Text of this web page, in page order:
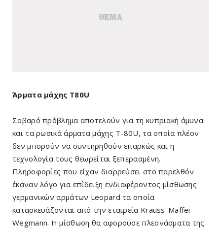
Άρματα μάχης Τ80U
Σοβαρό πρόβλημα αποτελούν για τη κυπριακή άμυνα
και τα ρωσικά άρματα μάχης Τ-80U, τα οποία πλέον
δεν μπορούν να συντηρηθούν επαρκώς και η
τεχνολογία τους θεωρείται ξεπερασμένη.
Πληροφορίες που είχαν διαρρεύσει στο παρελθόν
έκαναν λόγο για επίδειξη ενδιαφέροντος μίσθωσης
γερμανικών αρμάτων Leopard τα οποία
κατασκευάζονται από την εταιρεία Krauss-Maffei
Wegmann. Η μίσθωση θα αφορούσε πλεονάσματα της